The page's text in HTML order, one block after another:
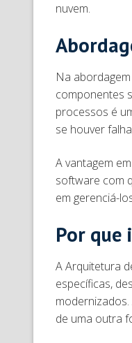
nuvem.
Na
componentes
processos é
se houver
A vantagem
software com
em gerenciá-
Por que
A Arquitetura
específicas,
de uma outra